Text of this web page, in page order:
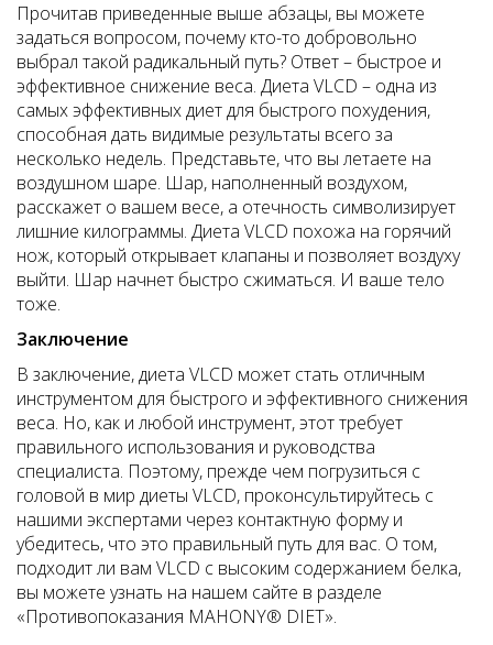
Прочитав приведенные выше абзацы, вы можете
задаться вопросом, почему кто-то добровольно
выбрал такой радикальный путь? Ответ – быстрое и
эффективное снижение веса. Диета VLCD – одна из
самых эффективных диет для быстрого похудения,
способная дать видимые результаты всего за
несколько недель. Представьте, что вы летаете на
воздушном шаре. Шар, наполненный воздухом,
расскажет о вашем весе, а отечность символизирует
лишние килограммы. Диета VLCD похожа на горячий
нож, который открывает клапаны и позволяет воздуху
выйти. Шар начнет быстро сжиматься. И ваше тело
тоже.
Заключение
В заключение, диета VLCD может стать отличным
инструментом для быстрого и эффективного снижения
веса. Но, как и любой инструмент, этот требует
правильного использования и руководства
специалиста. Поэтому, прежде чем погрузиться с
головой в мир диеты VLCD, проконсультируйтесь с
нашими экспертами через контактную форму и
убедитесь, что это правильный путь для вас. О том,
подходит ли вам VLCD с высоким содержанием белка,
вы можете узнать на нашем сайте в разделе
«Противопоказания MAHONY® DIET».